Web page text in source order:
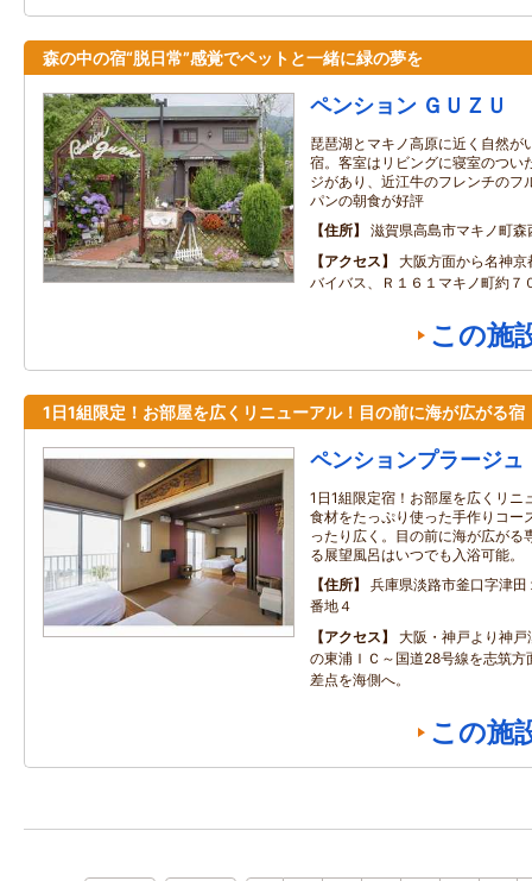
森の中の宿“脱日常”感覚でペットと一緒に緑の夢を
ペンション ＧＵＺＵ
琵琶湖とマキノ高原に近く自然が
宿。客室はリビングに寝室のつい
ジがあり、近江牛のフレンチのフ
パンの朝食が好評
住所
滋賀県高島市マキノ町森
アクセス
大阪方面から名神
バイバス、Ｒ１６１マキノ町約７
この施
1日1組限定！お部屋を広くリニューアル！目の前に海が広がる宿
ペンションプラージュ
1日1組限定宿！お部屋を広くリニ
食材をたっぷり使った手作りコ
ったり広く。目の前に海が広がる
る展望風呂はいつでも入浴可能。
住所
兵庫県淡路市釜口字津
番地４
アクセス
大阪・神戸より神
の東浦ＩＣ～国道28号線を志筑方
差点を海側へ。
この施